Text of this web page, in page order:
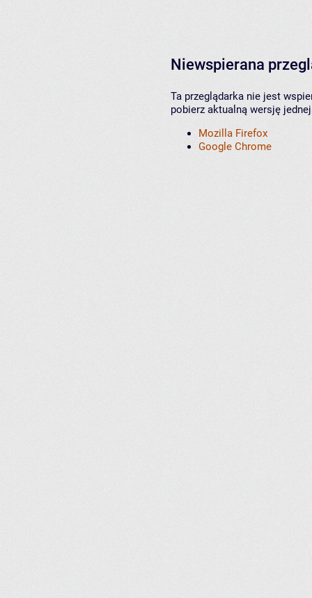
Niewspierana
Ta przeglądarka nie jest
pobierz aktualną wersję
Mozilla Firefox
Google Chrome